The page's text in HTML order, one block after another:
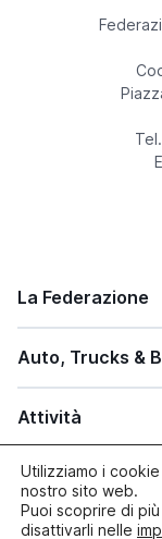
La Federazione
Auto, Trucks &
Attività
Altre info
Utilizziamo i
nostro sito web.
Puoi scoprire di
disattivarli nelle